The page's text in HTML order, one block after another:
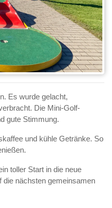
Es wurde gelacht,
Die Mini-Golf-
gute Stimmung.
und kühle Getränke. So
toller Start in die neue
die nächsten gemeinsamen